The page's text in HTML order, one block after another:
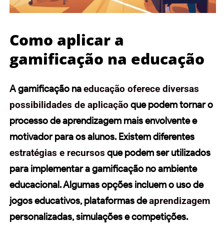
Como aplicar a
gamificação na educação
A gamificação naeducação oferece diversas
possibilidades de aplicação que podem tornar o
processo de aprendizagem mais envolvente e
motivador para os alunos. Existem diferentes
estratégias e recursos que podem ser utilizados
para implementar a gamificação no ambiente
educacional. Algumas opções incluem o uso de
jogos educativos,plataformas deaprendizagem
personalizadas,simulações e competições.